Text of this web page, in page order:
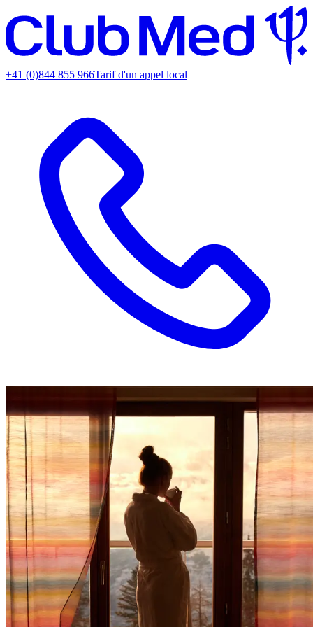
+41 (0)844 855 966Tarif d'un appel local